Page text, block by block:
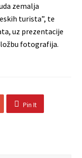
zemalja
turista”, te
uz prezentacije
fotografija.
Pin It